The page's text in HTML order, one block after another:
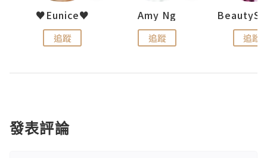
♥Eunice♥
追蹤
Amy Ng
追蹤 追蹤
發表評論